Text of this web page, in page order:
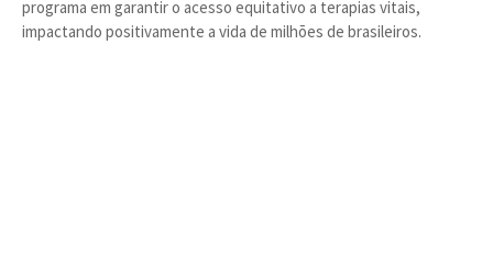
programa em garantir o acesso equitativo a terapias vitais,
impactando positivamente a vida de milhões de brasileiros.